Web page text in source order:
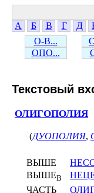
А
Б В Г Д
О-В...
ОПО...
Текстовый
ОЛИГОПОЛИЯ
(ДУОПОЛИЯ,
ВЫШЕ
ВЫШЕВ
ЧАСТЬ